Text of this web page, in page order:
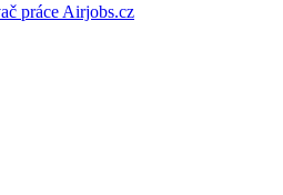
práce Airjobs.cz